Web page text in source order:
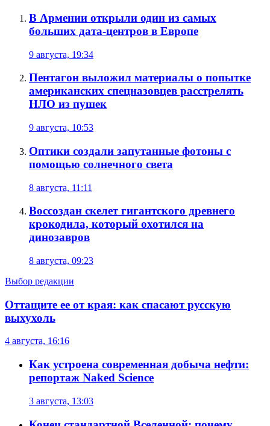
В Армении открыли один из самых
больших дата-центров в Европе
9 августа, 19:34
Пентагон выложил материалы о попытке
американских спецназовцев расстрелять
НЛО из пушек
9 августа, 10:53
Оптики создали запутанные фотоны с
помощью солнечного света
8 августа, 11:11
Воссоздан скелет гигантского древнего
крокодила, который охотился на
динозавров
8 августа, 09:23
Выбор редакции
Оттащите ее от края: как спасают русскую
выхухоль
4 августа, 16:16
Как устроена современная добыча нефти:
репортаж Naked Science
3 августа, 13:03